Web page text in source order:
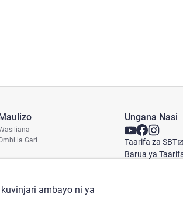
la Gari
Ungana Nasi
Taarifa za SBT
Barua ya
ambayo ni ya